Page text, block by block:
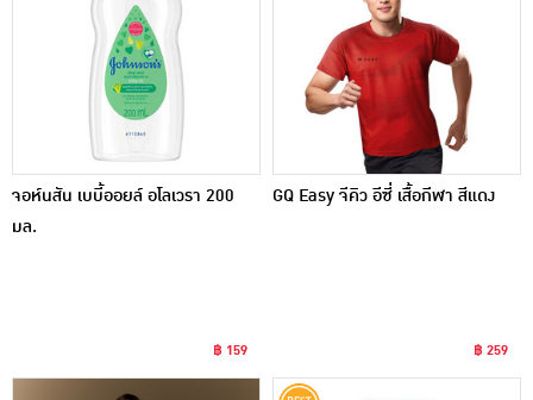
จอห์นสัน เบบี้ออยล์ อโลเวรา 200
มล.
฿ 159
GQ Easy จีคิว อีซี่ เสื้อกีฬา สีแดง
฿ 259